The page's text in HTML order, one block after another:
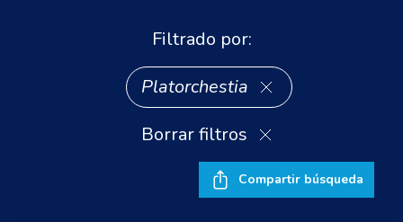
Filtrado por:
Platorchestia
Borrar filtros
Compartir búsqueda